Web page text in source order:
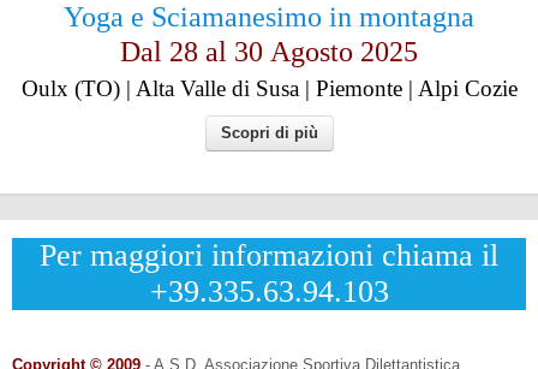
Yoga e Sciamanesimo in montagna
Dal 28 al 30 Agosto 2025
Oulx (TO) | Alta Valle di Susa | Piemonte | Alpi Cozie
Scopri di più
Per maggiori informazioni chiama il
+39.335.63.94.103
Copyright © 2009 - A.S.D. Associazione Sportiva Dilettantistica